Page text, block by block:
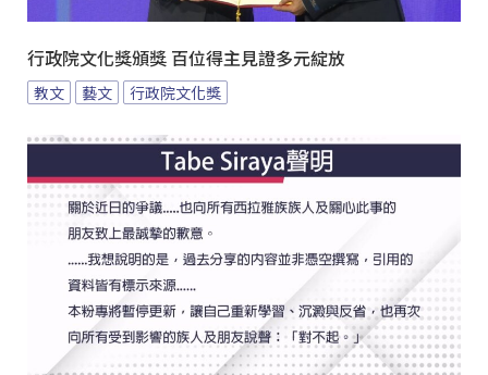
行政院文化獎頒獎 百位得主見證多元綻放
教文 藝文 行政院文化獎